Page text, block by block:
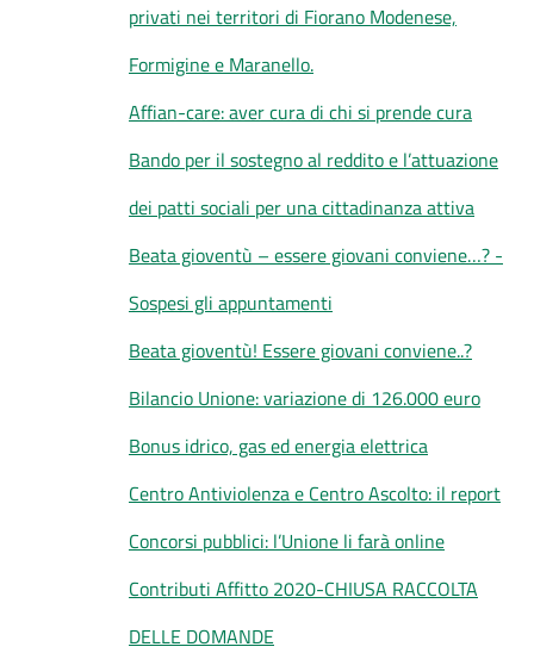
privati nei territori di Fiorano Modenese,
Formigine e Maranello.
Affian-care: aver cura di chi si prende cura
Bando per il sostegno al reddito e l’attuazione
dei patti sociali per una cittadinanza attiva
Beata gioventù – essere giovani conviene…? -
Sospesi gli appuntamenti
Beata gioventù! Essere giovani conviene..?
Bilancio Unione: variazione di 126.000 euro
Bonus idrico, gas ed energia elettrica
Centro Antiviolenza e Centro Ascolto: il report
Concorsi pubblici: l’Unione li farà online
Contributi Affitto 2020-CHIUSA RACCOLTA
DELLE DOMANDE